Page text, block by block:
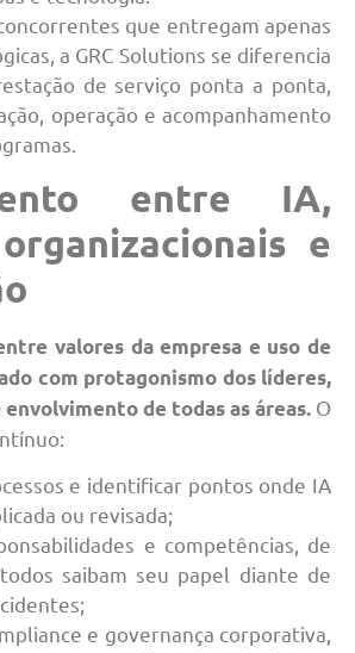
que entregam apenas
a GRC Solutions se diferencia
de serviço ponta a ponta,
operação e acompanhamento
entre IA,
e
valores da empresa e uso de
com protagonismo dos líderes,
de todas as áreas. O
e identificar pontos onde IA
ou revisada;
e competências, de
saibam seu papel diante de
e governança corporativa,